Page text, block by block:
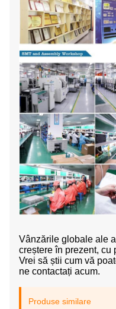
Vânzările globale ale
creștere în prezent, cu
Vrei să știi cum vă
ne contactați acum.
Produse similare